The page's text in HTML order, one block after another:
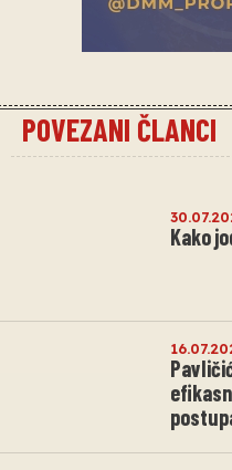
POVEZANI ČLANCI
Kako